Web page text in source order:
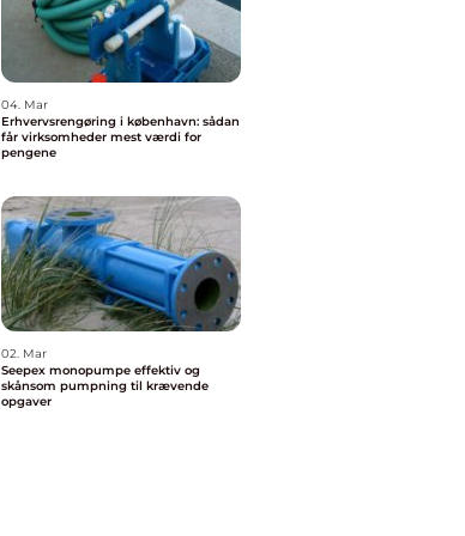
04. Mar
Erhvervsrengøring i københavn: sådan
får virksomheder mest værdi for
pengene
02. Mar
Seepex monopumpe effektiv og
skånsom pumpning til krævende
opgaver